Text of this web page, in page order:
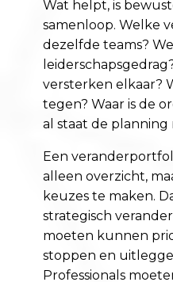
Wat helpt, is
samenloop. Welke
dezelfde teams?
versterken elkaar?
tegen? Waar is de
al staat de planning
Een
alleen overzicht,
keuzes te maken.
strategisch
moeten kunnen
stoppen en
Professionals